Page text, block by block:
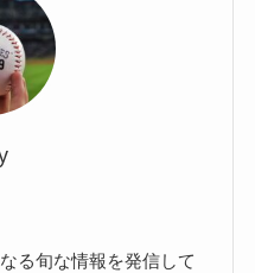
る旬な情報を発信して